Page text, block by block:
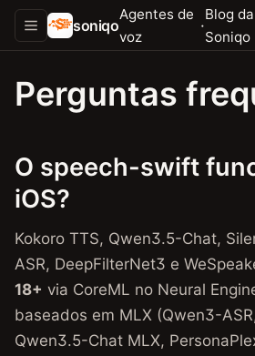
soniqo
Agentes de
voz
·
Blog da
Soniqo
Perguntas
O speech-swift
iOS?
Kokoro TTS, Qwen3.5-Chat,
ASR, DeepFilterNet3 e
18+ via CoreML no Neural
baseados em MLX (Qwen3-
Qwen3.5-Chat MLX,